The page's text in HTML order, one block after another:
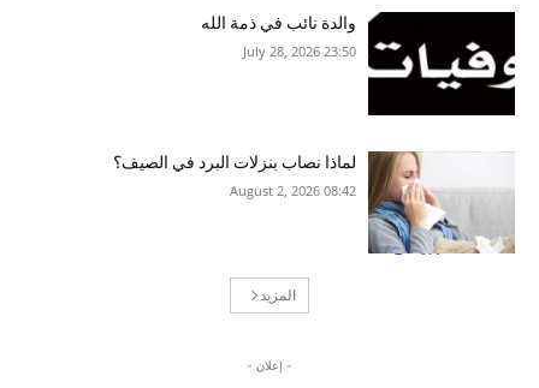
والدة نائب في ذمة الله
23:50 2026 ,July 28
لماذا نصاب بنزلات البرد في الصيف؟
08:42 2026 ,August 2
المزيد
- إعلان -